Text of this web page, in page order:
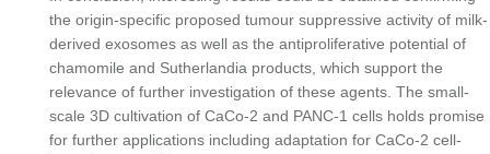
the origin-specific proposed tumour suppressive activity of milk-
derived exosomes as well as the antiproliferative potential of
chamomile and Sutherlandia products, which support the
relevance of further investigation of these agents. The small-
scale 3D cultivation of CaCo-2 and PANC-1 cells holds promise
for further applications including adaptation for CaCo-2 cell-